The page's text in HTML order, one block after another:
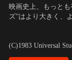
映画史上、もっと
ズ”はより大きく、
たり攻撃をし、多
(C)1983 Universal